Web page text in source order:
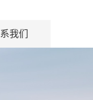
我们